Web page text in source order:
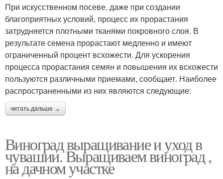
При искусственном посеве, даже при создании
благоприятных условий, процесс их прорастания
затрудняется плотными тканями покровного слоя. В
результате семена прорастают медленно и имеют
ограниченный процент всхожести. Для ускорения
процесса прорастания семян и повышения их всхожести
пользуются различными приемами, сообщает. Наиболее
распространенными из них являются следующие:
читать дальше →
Виноград выращивание и уход в
чувашии. Выращиваем виноград ,
на дачном участке